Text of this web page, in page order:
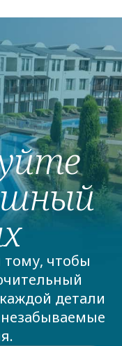
чтобы
детали